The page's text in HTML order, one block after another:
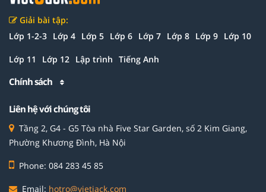
Giải bài tập:
Lớp 1-2-3 Lớp 4 Lớp 5 Lớp 6 Lớp 7 Lớp 8 Lớp 9 Lớp 10
Lớp 11 Lớp 12 Lập trình Tiếng Anh
Chính sách
Liên hệ với chúng tôi
Tầng 2, G4 - G5 Tòa nhà Five Star Garden, số 2 Kim Giang,
Phường Khương Đình, Hà Nội
Phone: 084 283 45 85
Email: hotro@vietjack.com